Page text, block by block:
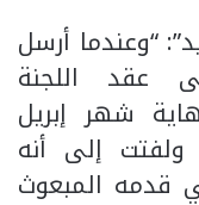
“وعندما أرسل
عقد اللجنة
شهر إبريل
ولفتت إلى أنه
قدمه المبعوث